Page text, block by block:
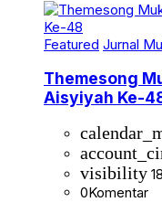
Featured Jurnal
Themesong
Aisyiyah Ke-
visibility
0Komentar